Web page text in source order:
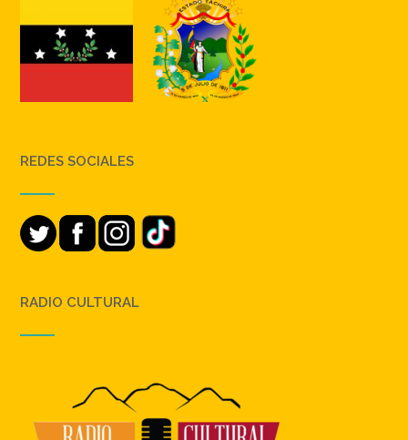
REDES SOCIALES
RADIO CULTURAL